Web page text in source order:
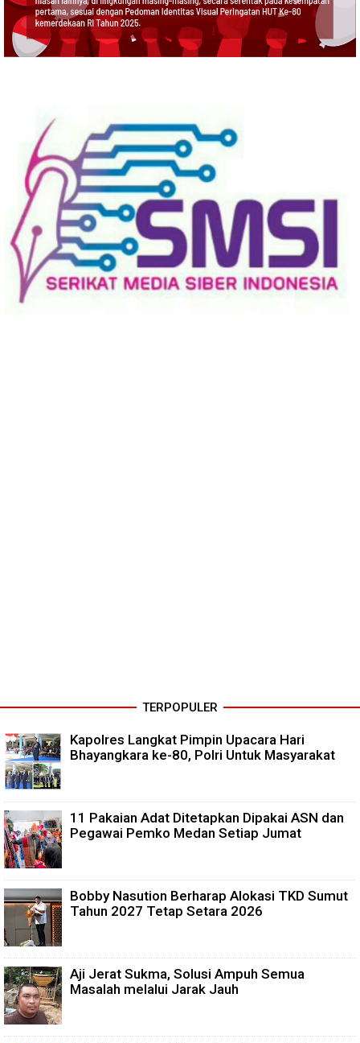
TERPOPULER
Kapolres Langkat Pimpin Upacara Hari
Bhayangkara ke-80, Polri Untuk Masyarakat
11 Pakaian Adat Ditetapkan Dipakai ASN dan
Pegawai Pemko Medan Setiap Jumat
Bobby Nasution Berharap Alokasi TKD Sumut
Tahun 2027 Tetap Setara 2026
Aji Jerat Sukma, Solusi Ampuh Semua
Masalah melalui Jarak Jauh